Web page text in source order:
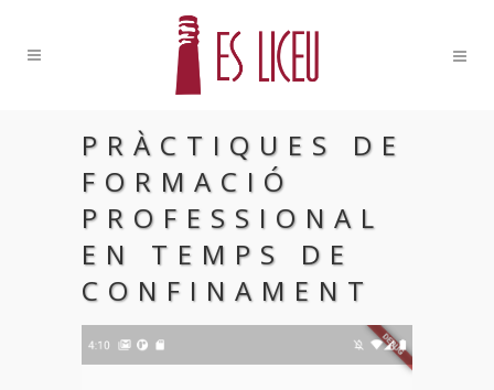
PRÀCTIQUES DE
FORMACIÓ
PROFESSIONAL
EN TEMPS DE
CONFINAMENT